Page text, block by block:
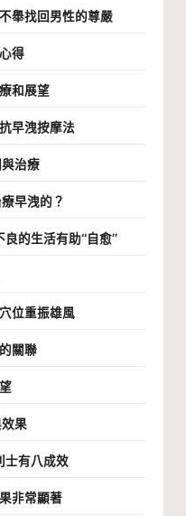
舉找回男性的尊嚴
得
和展望
早洩按摩法
治療
早洩的？
的生活有助“自愈”
位重振雄風
關聯
果
士有八成效
非常顯著